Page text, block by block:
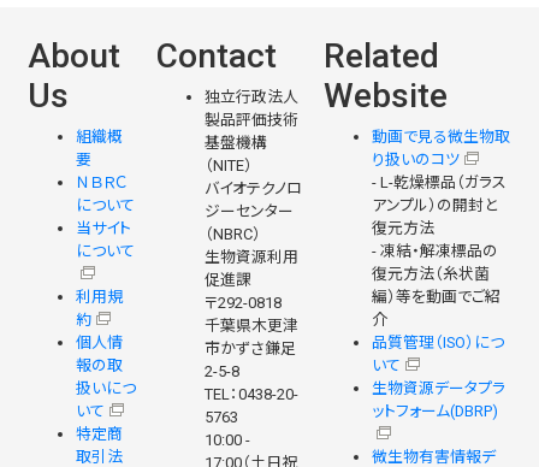
About
Us
組織概
要
ＮＢＲＣ
について
当サイト
について
利用規
約
個人情
報の取
扱いにつ
いて
特定商
取引法
Contact
独立行政法人
製品評価技術
基盤機構
（NITE）
バイオテクノロ
ジーセンター
（NBRC）
生物資源利用
促進課
〒292-0818
千葉県木更津
市かずさ鎌足
2-5-8
TEL：0438-20-
5763
10:00 -
17:00（土日祝
Related
Website
動画で見る微生物取
り扱いのコツ
- L-乾燥標品（ガラス
アンプル）の開封と
復元方法
- 凍結・解凍標品の
復元方法（糸状菌
編）等を動画でご紹
介
品質管理（ISO）につ
いて
生物資源データプラ
ットフォーム(DBRP)
微生物有害情報デ